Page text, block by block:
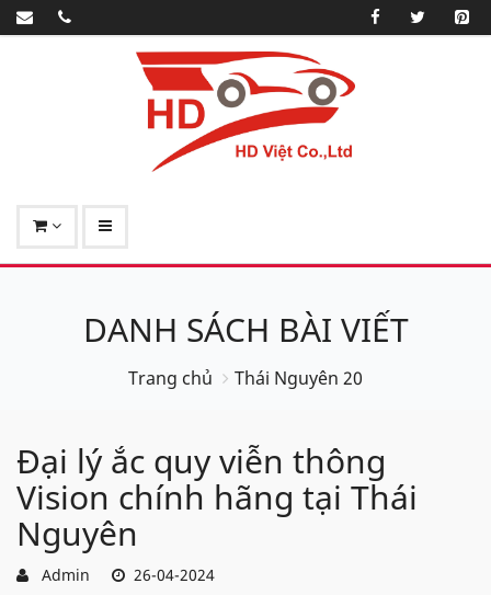
DANH SÁCH BÀI VIẾT
Trang chủ Thái Nguyên 20
Đại lý ắc quy viễn thông
Vision chính hãng tại Thái
Nguyên
Admin 26-04-2024